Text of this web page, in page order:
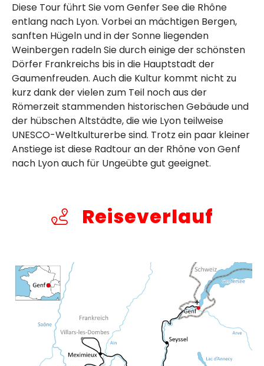
Diese Tour führt Sie vom Genfer See die Rhône
entlang nach Lyon. Vorbei an mächtigen Bergen,
sanften Hügeln und in der Sonne liegenden
Weinbergen radeln Sie durch einige der schönsten
Dörfer Frankreichs bis in die Hauptstadt der
Gaumenfreuden. Auch die Kultur kommt nicht zu
kurz dank der vielen zum Teil noch aus der
Römerzeit stammenden historischen Gebäude und
der hübschen Altstädte, die wie Lyon teilweise
UNESCO-Weltkulturerbe sind. Trotz ein paar kleiner
Anstiege ist diese Radtour an der Rhône von Genf
nach Lyon auch für Ungeübte gut geeignet.
Reiseverlauf